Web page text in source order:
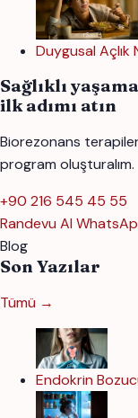
Duygusal Açlık
Sağlıklı yaşama
ilk adımı atın
Biorezonans
program oluşturalım.
+90 216 545 45 55
Randevu Al
Blog
Son Yazılar
Tümü →
Endokrin